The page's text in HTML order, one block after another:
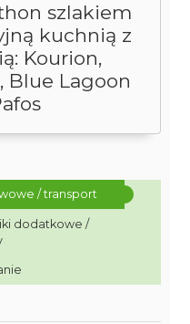
szlakiem
kuchnią z
Kourion,
Blue Lagoon
/ transport
dodatkowe /